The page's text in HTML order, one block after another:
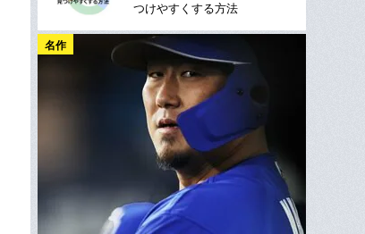
つけやすくする方法
名作